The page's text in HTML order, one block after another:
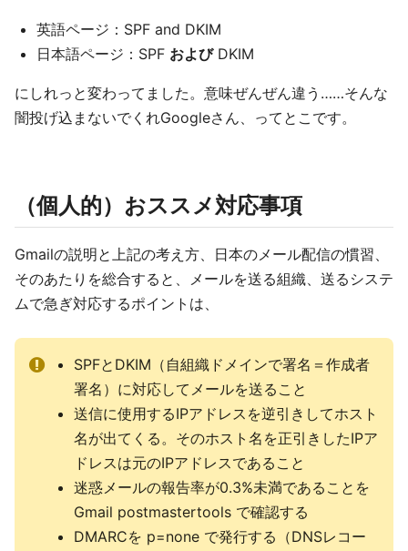
英語ページ：SPF and DKIM
日本語ページ：SPF およびDKIM
にしれっと変わってました。意味ぜんぜん違う……そんな
闇投げ込まないでくれGoogleさん、ってとこです。
（個人的）おススメ対応事項
Gmailの説明と上記の考え方、日本のメール配信の慣習、
そのあたりを総合すると、メールを送る組織、送るシステ
ムで急ぎ対応するポイントは、
SPFとDKIM（自組織ドメインで署名＝作成者
署名）に対応してメールを送ること
送信に使用するIPアドレスを逆引きしてホスト
名が出てくる。そのホスト名を正引きしたIPア
ドレスは元のIPアドレスであること
迷惑メールの報告率が0.3%未満であることを
Gmail postmastertools で確認する
DMARCを p=none で発行する（DNSレコー